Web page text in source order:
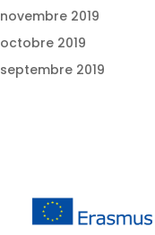
novembre 2019
octobre 2019
septembre 2019